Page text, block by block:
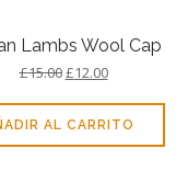
Lambs Wool Cap
£15.00£12.00
AL CARRITO